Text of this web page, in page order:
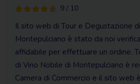
9 / 10
Il sito web di Tour e Degustazione
Montepulciano è stato da noi
affidabile per effettuare un ordine.
di Vino Nobile di Montepulciano è
Camera di Commercio e il sito web